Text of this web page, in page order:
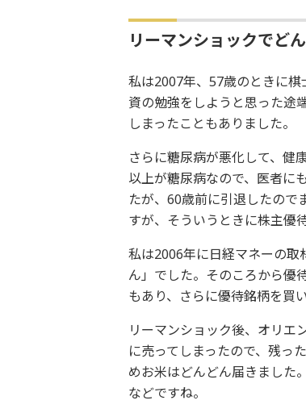
リーマンショックでど
私は2007年、57歳のときに
資の勉強をしようと思った途
しまったこともありました。
さらに糖尿病が悪化して、健
以上が糖尿病なので、医者に
たが、60歳前に引退したので
すが、そういうときに株主優
私は2006年に日経マネーの取
ん」でした。そのころから優
もあり、さらに優待銘柄を買
リーマンショック後、オリエ
に売ってしまったので、残っ
めお米はどんどん届きました
などですね。